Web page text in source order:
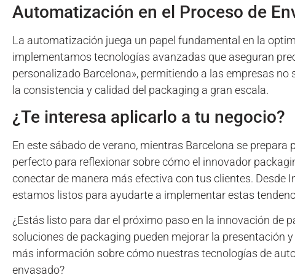
Automatización en el Proceso de
La automatización juega un papel fundamental en la
implementamos tecnologías avanzadas que aseguran
personalizado Barcelona», permitiendo a las empresas
la consistencia y calidad del packaging a gran escala.
¿Te interesa aplicarlo a tu negocio?
En este sábado de verano, mientras Barcelona se
perfecto para reflexionar sobre cómo el innovador
conectar de manera más efectiva con tus clientes. Desde
estamos listos para ayudarte a implementar estas
¿Estás listo para dar el próximo paso en la innovación de
soluciones de packaging pueden mejorar la presentación
más información sobre cómo nuestras tecnologías de
envasado?